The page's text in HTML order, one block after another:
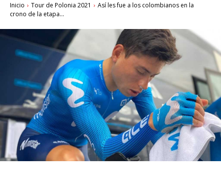
Inicio Tour de Polonia 2021
Así les fue a los colombianos en la
crono de la etapa...